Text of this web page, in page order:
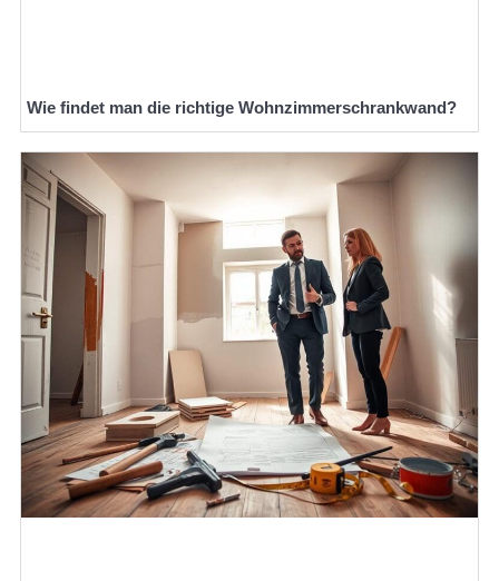
Wie findet man die richtige Wohnzimmerschrankwand?